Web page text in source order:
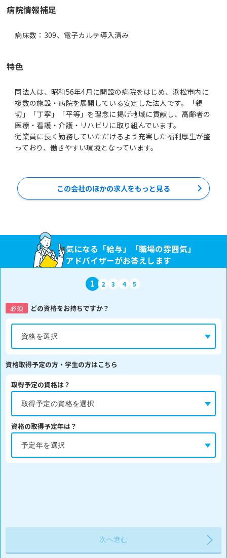
病院情報補足
病床数：309、電子カルテ導入済み
特色
同法人は、昭和56年4月に開設の病院をはじめ、浜松市内に
複数の施設・病院を展開している安定した法人です。「親
切」「丁寧」「平等」を理念に掲げ地域に貢献し、高齢者の
医療・看護・介護・リハビリに取り組んでいます。
従業員に長く勤務していただけるよう充実した福利厚生が整
っており、働きやすい環境となっています。
この会社のほかの求人をもっと見る
気になる「給与」「職場の雰囲気」
アドバイザーがお答えします
1 2 3 4 5
必須 どの資格をお持ちですか？
資格取得予定の方・学生の方はこちら
取得予定の資格は？
資格の取得予定年は？